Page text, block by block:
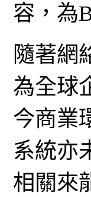
容，為
隨著網
為全球
今商業
系統亦
相關來